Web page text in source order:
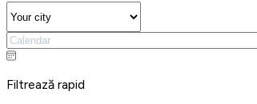
Filtrează rapid